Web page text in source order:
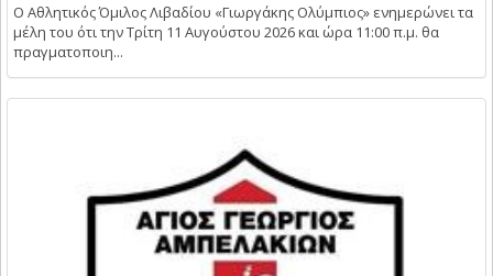
Ο Αθλητικός Όμιλος Λιβαδίου «Γιωργάκης Ολύμπιος» ενημερώνει τα
μέλη του ότι την Τρίτη 11 Αυγούστου 2026 και ώρα 11:00 π.μ. θα
πραγματοποιη...